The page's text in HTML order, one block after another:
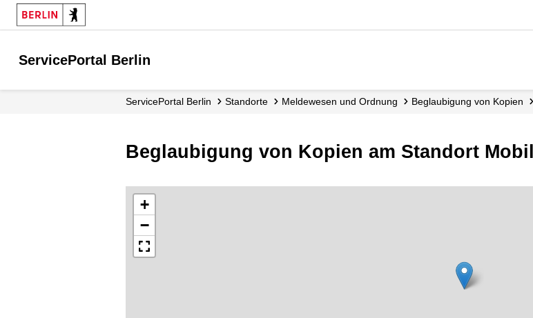
ServicePortal Berlin
ServicePortal Berlin Standorte Meldewesen und Ordnung Beglaubigung von Kopien
Beglaubigung von Kopien am Standort
+
−